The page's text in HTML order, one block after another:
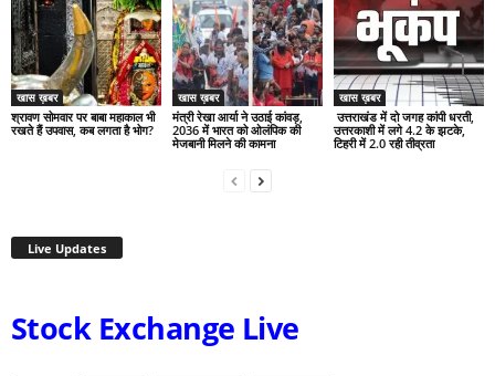
खास ख़बर
श्रावण सोमवार पर बाबा महाकाल भी
रखते हैं उपवास, कब लगता है भोग?
खास ख़बर
मंत्री रेखा आर्या ने उठाई कांवड़,
2036 में भारत को ओलंपिक की
मेजबानी मिलने की कामना
खास ख़बर
उत्तराखंड में दो जगह कांपी धरती,
उत्तरकाशी में लगे 4.2 के झटके,
टिहरी में 2.0 रही तीव्रता
Live Updates
Stock Exchange Live